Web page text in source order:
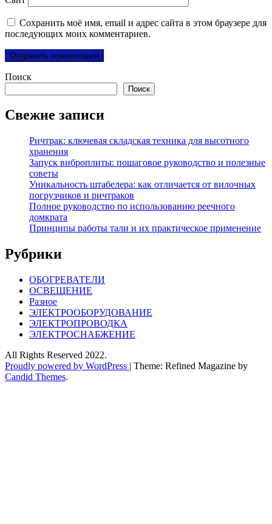
Сохранить моё имя, email и адрес сайта в этом браузере для
последующих моих комментариев.
Поиск
Поиск
Свежие записи
Ричтрак: ключевая складская техника для высотного
хранения
Запуск виброплиты: пошаговое руководство и полезные
советы
Уникальность штабелера: как отличается от вилочных
погрузчиков и ричтраков
Полное руководство по использованию реечного
домкрата
Принципы работы тали и их практическое применение
Рубрики
ОБОГРЕВАТЕЛИ
ОСВЕЩЕНИЕ
Разное
ЭЛЕКТРООБОРУДОВАНИЕ
ЭЛЕКТРОПРОВОДКА
ЭЛЕКТРОСНАБЖЕНИЕ
All Rights Reserved 2022.
Proudly powered by WordPress | Theme: Refined Magazine by
Candid Themes.